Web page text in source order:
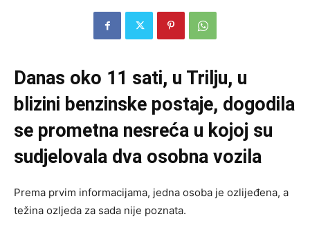
Danas oko 11 sati, u Trilju, u
blizini benzinske postaje, dogodila
se prometna nesreća u kojoj su
sudjelovala dva osobna vozila
Prema prvim informacijama, jedna osoba je ozlijeđena, a
težina ozljeda za sada nije poznata.